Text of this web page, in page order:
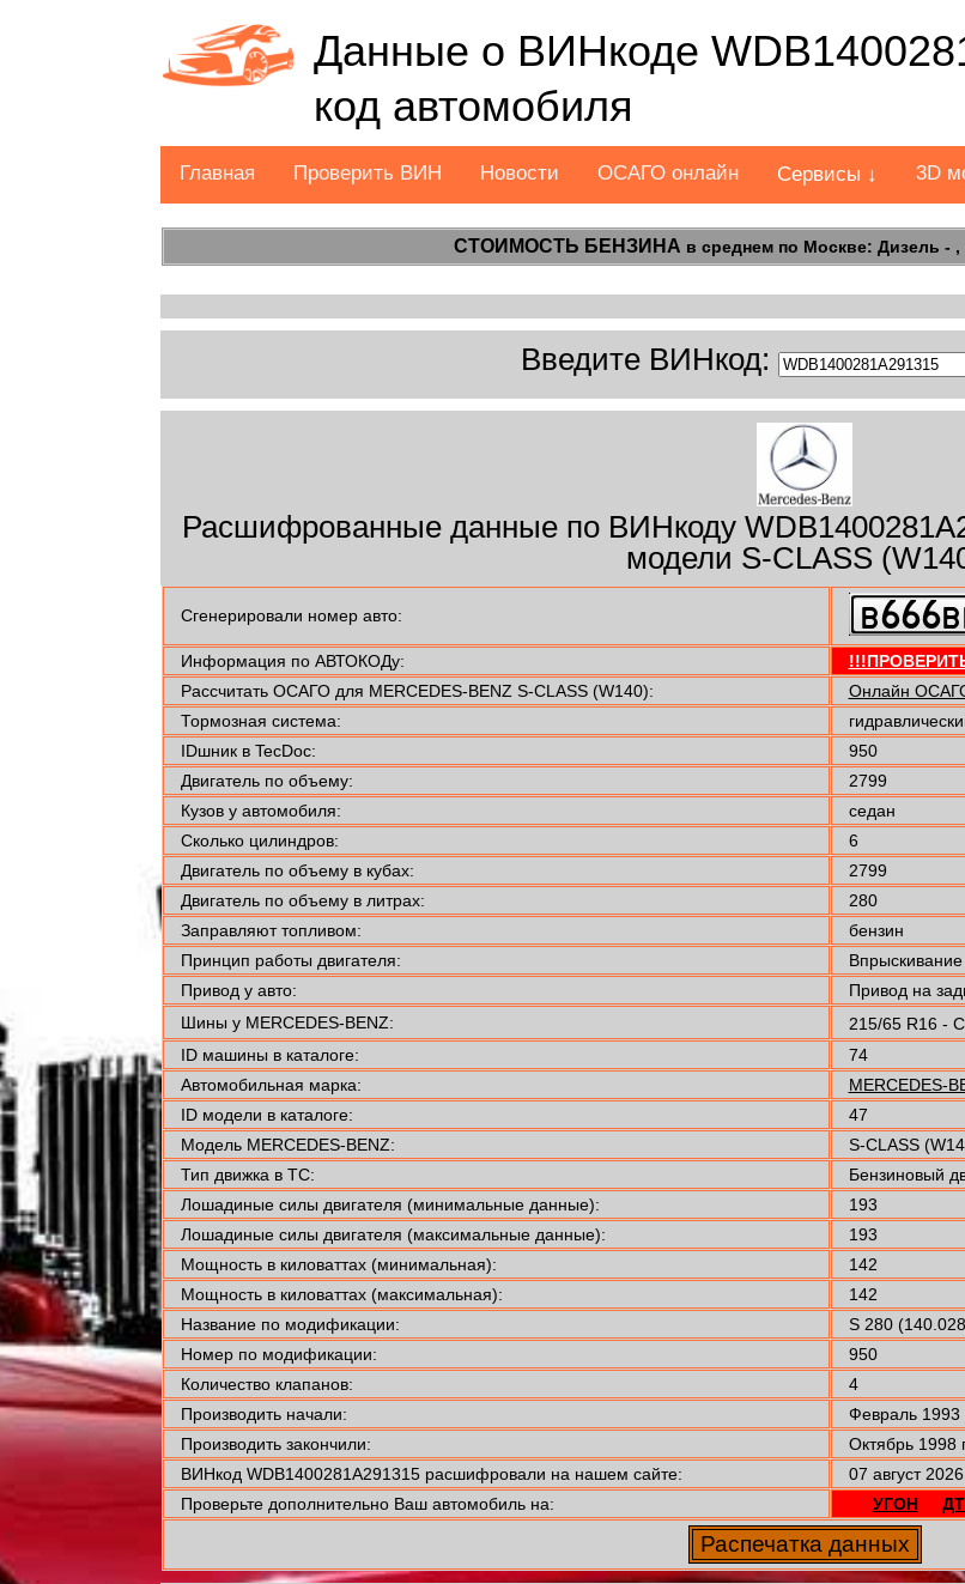
Данные о ВИНкоде
код автомобиля
Главная Проверить ВИН Новости ОСАГО онлайн Сервисы ↓ 3D
СТОИМОСТЬ БЕНЗИНА в среднем по Москве: Дизель -
Введите ВИНкод:
Расшифрованные данные по ВИНкоду
модели S-CLASS
Сгенерировали номер авто:
Информация по АВТОКОДу:
Рассчитать ОСАГО для MERCEDES-BENZ S-CLASS (W140):
Онлайн
Тормозная система:
IDшник в TecDoc:
950
Двигатель по объему:
2799
Кузов у автомобиля:
седан
Сколько цилиндров:
6
Двигатель по объему в кубах:
2799
Двигатель по объему в литрах:
280
Заправляют топливом:
бензин
Принцип работы двигателя:
Привод у авто:
Привод на
Шины у MERCEDES-BENZ:
215/65 R16 -
ID машины в каталоге:
74
Автомобильная марка:
MERCEDES-
ID модели в каталоге:
47
Модель MERCEDES-BENZ:
S-CLASS
Тип движка в ТС:
Бензиновый
Лошадиные силы двигателя (минимальные данные):
193
Лошадиные силы двигателя (максимальные данные):
193
Мощность в киловаттах (минимальная):
142
Мощность в киловаттах (максимальная):
142
Название по модификации:
S 280
Номер по модификации:
950
Количество клапанов:
4
Производить начали:
Февраль 1993
Производить закончили:
Октябрь 1998
ВИНкод WDB1400281A291315 расшифровали на нашем сайте:
07 август
Проверьте дополнительно Ваш автомобиль на:
УГОН